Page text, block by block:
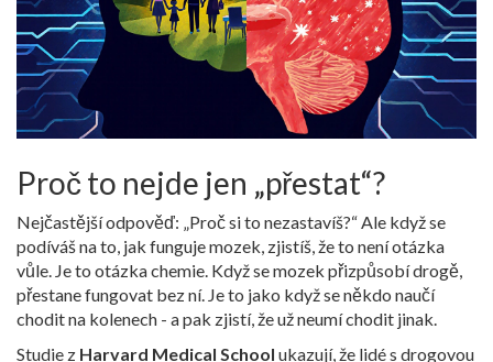
Proč to nejde jen „přestat“?
Nejčastější odpověď: „Proč si to nezastavíš?“ Ale když se
podíváš na to, jak funguje mozek, zjistíš, že to není otázka
vůle. Je to otázka chemie. Když se mozek přizpůsobí drogě,
přestane fungovat bez ní. Je to jako když se někdo naučí
chodit na kolenech - a pak zjistí, že už neumí chodit jinak.
Studie z Harvard Medical School ukazují, že lidé s drogovou